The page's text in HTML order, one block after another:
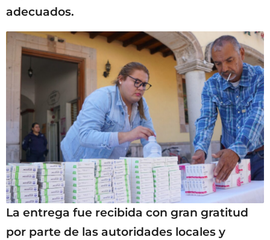
adecuados.
La entrega fue recibida con gran gratitud
por parte de las autoridades locales y